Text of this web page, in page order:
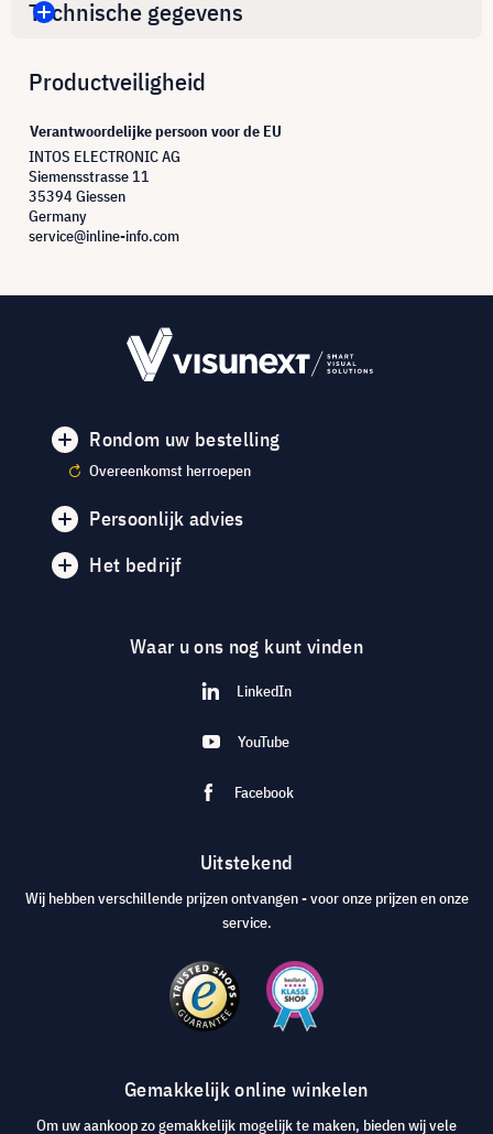
Technische gegevens
Productveiligheid
Verantwoordelijke persoon voor de EU
INTOS ELECTRONIC AG
Siemensstrasse 11
35394 Giessen
Germany
service@inline-info.com
Rondom uw bestelling
Overeenkomst herroepen
Persoonlijk advies
Het bedrijf
Waar u ons nog kunt vinden
LinkedIn
YouTube
Facebook
Uitstekend
Wij hebben verschillende prijzen ontvangen - voor onze prijzen en onze
service.
Gemakkelijk online winkelen
Om uw aankoop zo gemakkelijk mogelijk te maken, bieden wij vele